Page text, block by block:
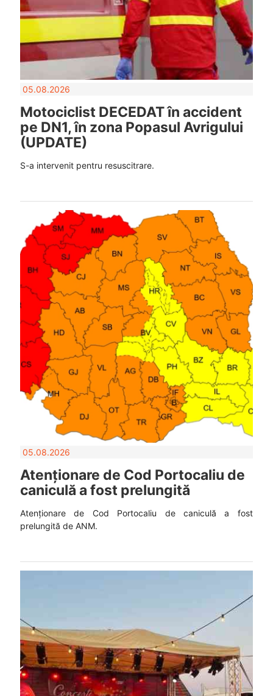
05.08.2026
Motociclist DECEDAT în accident
pe DN1, în zona Popasul Avrigului
(UPDATE)
S-a intervenit pentru resuscitrare.
05.08.2026
Atenționare de Cod Portocaliu de
caniculă a fost prelungită
Atenționare de Cod Portocaliu de caniculă a fost
prelungită de ANM.